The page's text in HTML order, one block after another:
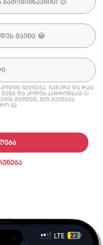
გექნება. ჩაწერე და რაც
და კოდის პატრონსაც 🥳
შემდეგ, შენ გექნება
🤗